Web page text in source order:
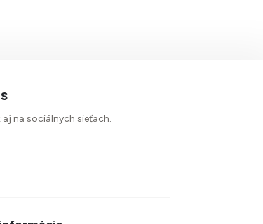
aj na sociálnych sieťach.